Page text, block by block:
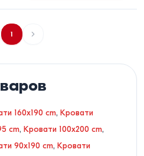
1
160x190 cm, Кровати
cm, Кровати 100x200 cm,
90x190 cm, Кровати